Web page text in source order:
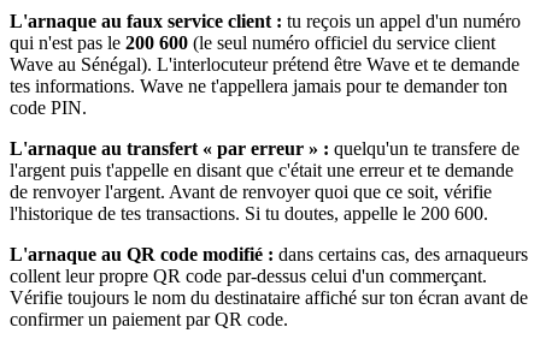
L'arnaque au faux service client : tu reçois un appel d'un numéro
qui n'est pas le 200 600 (le seul numéro officiel du service client
Wave au Sénégal). L'interlocuteur prétend être Wave et te demande
tes informations. Wave ne t'appellera jamais pour te demander ton
code PIN.
L'arnaque au transfert « par erreur » : quelqu'un te transfere de
l'argent puis t'appelle en disant que c'était une erreur et te demande
de renvoyer l'argent. Avant de renvoyer quoi que ce soit, vérifie
l'historique de tes transactions. Si tu doutes, appelle le 200 600.
L'arnaque au QR code modifié : dans certains cas, des arnaqueurs
collent leur propre QR code par-dessus celui d'un commerçant.
Vérifie toujours le nom du destinataire affiché sur ton écran avant de
confirmer un paiement par QR code.